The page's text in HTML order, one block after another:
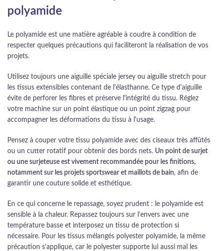
polyamide
Le polyamide est une matière agréable à coudre à condition de
respecter quelques précautions qui faciliteront la réalisation de vos
projets.
Utilisez toujours une aiguille spéciale jersey ou aiguille stretch pour
les tissus extensibles contenant de l'élasthanne. Ce type d'aiguille
évite de perforer les fibres et préserve l'intégrité du tissu. Réglez
votre machine sur un point élastique ou un point zigzag pour
accompagner les déformations du tissu à l'usage.
Pensez à couper votre tissu polyamide avec des ciseaux très affûtés
ou un cutter rotatif pour obtenir des bords nets. Un point de surjet
ou une surjeteuse est vivement recommandée pour les finitions,
notamment sur les projets sportswear et maillots de bain, afin de
garantir une couture solide et esthétique.
En ce qui concerne le repassage, soyez prudent : le polyamide est
sensible à la chaleur. Repassez toujours sur l'envers avec une
température basse et interposez un tissu de protection si
nécessaire. Pour les tissus mélangés polyester polyamide, la même
précaution s'applique, car le polyester supporte lui aussi mal les